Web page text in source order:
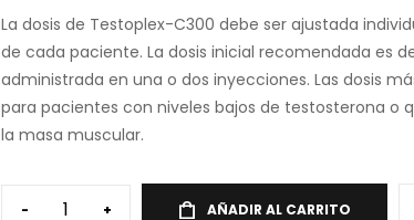
La dosis de Testoplex-C300 debe ser ajustada
de cada paciente. La dosis inicial recomendada es
administrada en una o dos inyecciones. Las dosis
para pacientes con niveles bajos de testosterona o
la masa muscular.
- + AÑADIR AL CARRITO